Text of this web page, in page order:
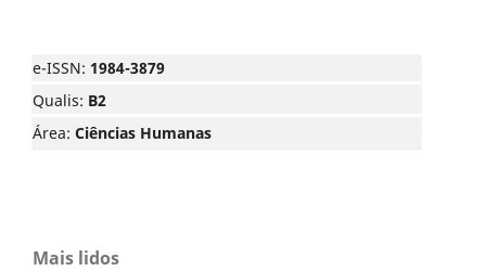
e-ISSN: 1984-3879
Qualis: B2
Área: Ciências Humanas
Mais lidos